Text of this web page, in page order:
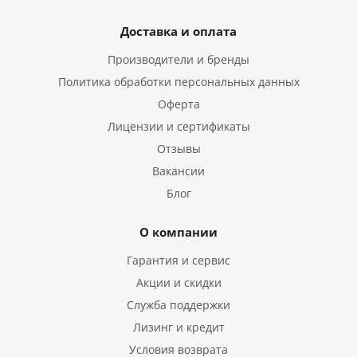
Доставка и оплата
Производители и бренды
Политика обработки персональных данных
Оферта
Лицензии и сертификаты
Отзывы
Вакансии
Блог
О компании
Гарантия и сервис
Акции и скидки
Служба поддержки
Лизинг и кредит
Условия возврата